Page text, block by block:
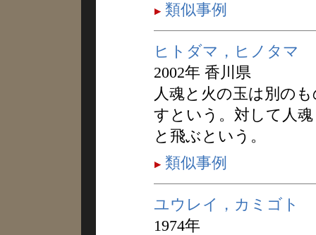
類似事例
ヒトダマ，ヒノタマ
2002年 香川県
人魂と火の玉は別の
すという。対して人
と飛ぶという。
類似事例
ユウレイ，カミゴト
1974年